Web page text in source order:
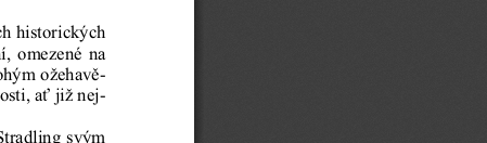
historických
omezené na
ožehavě-
ať již nej-
svým